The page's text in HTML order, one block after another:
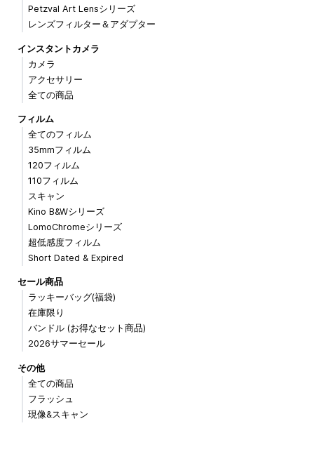
Petzval Art Lensシリーズ
レンズフィルター＆アダプター
インスタントカメラ
カメラ
アクセサリー
全ての商品
フィルム
全てのフィルム
35mmフィルム
120フィルム
110フィルム
スキャン
Kino B&Wシリーズ
LomoChromeシリーズ
超低感度フィルム
Short Dated & Expired
セール商品
ラッキーバッグ(福袋)
在庫限り
バンドル (お得なセット商品)
2026サマーセール
その他
全ての商品
フラッシュ
現像&スキャン